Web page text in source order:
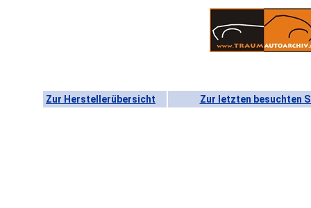
Zur Herstellerübersicht Zur letzten besuchten